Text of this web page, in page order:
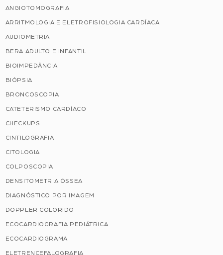
ANGIOTOMOGRAFIA
ARRITMOLOGIA E ELETROFISIOLOGIA CARDÍACA
AUDIOMETRIA
BERA ADULTO E INFANTIL
BIOIMPEDÂNCIA
BIÓPSIA
BRONCOSCOPIA
CATETERISMO CARDÍACO
CHECKUPS
CINTILOGRAFIA
CITOLOGIA
COLPOSCOPIA
DENSITOMETRIA ÓSSEA
DIAGNÓSTICO POR IMAGEM
DOPPLER COLORIDO
ECOCARDIOGRAFIA PEDIÁTRICA
ECOCARDIOGRAMA
ELETRENCEFALOGRAFIA